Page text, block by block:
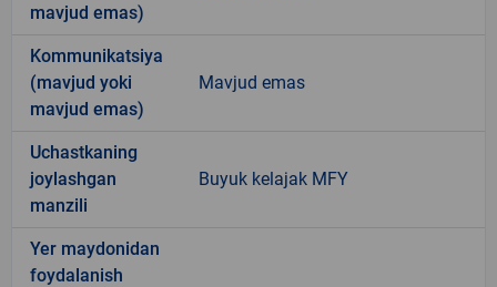
mavjud emas)
Kommunikatsiya
(mavjud yoki
mavjud emas)
Mavjud emas
Uchastkaning
joylashgan
manzili
Buyuk kelajak MFY
Yer maydonidan
foydalanish